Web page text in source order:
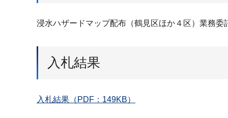
浸水ハザードマップ配布（鶴見区ほか４区）業務委
入札結果
入札結果（PDF：149KB）